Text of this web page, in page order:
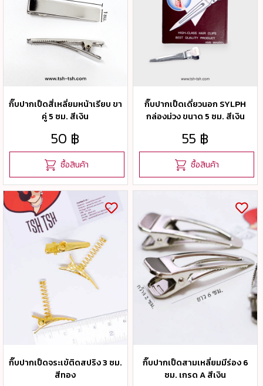
กิ๊บปากเป็ดสี่เหลี่ยมหน้าเรียบ ขา
คู่ 5 ซม. สีเงิน
50 ฿
ซื้อสินค้า
กิ๊บปากเป็ดเดี่ยวนอก SYLPH
กล่องม่วง ขนาด 5 ซม. สีเงิน
55 ฿
ซื้อสินค้า
กิ๊บปากเป็ดจระเข้ติดสปริง 3 ซม.
สีทอง
กิ๊บปากเป็ดสามเหลี่ยมมีร่อง 6
ซม. เกรด A สีเงิน